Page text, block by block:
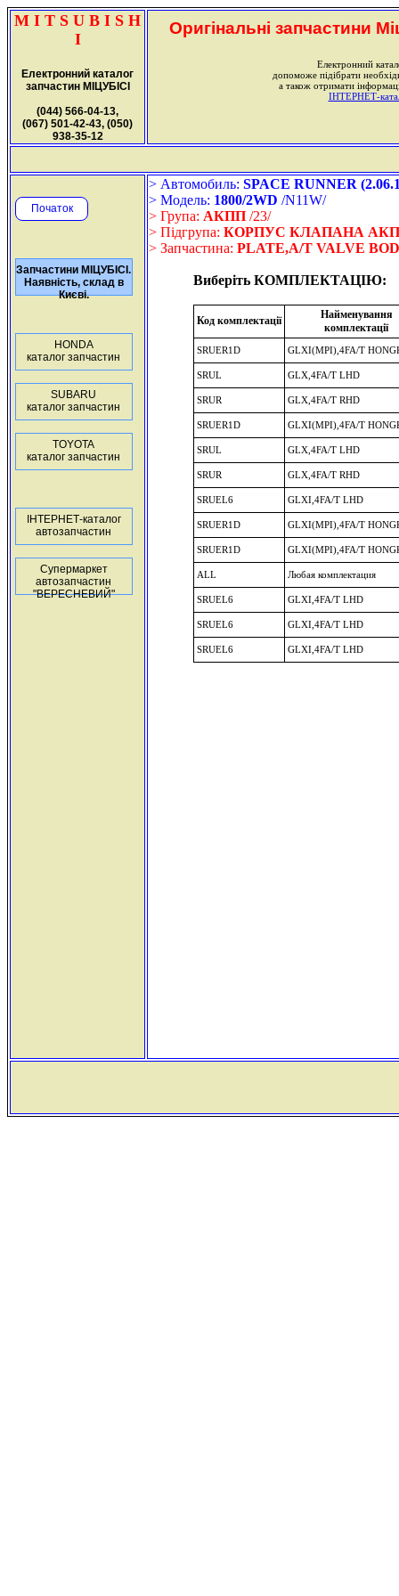
M I T S U B I S H
I
Електронний каталог
запчастин МІЦУБІСІ
(044) 566-04-13,
(067) 501-42-43, (050)
938-35-12
Оригінальні запчастини
Електронний
допоможе підібрати
а також отримати
ІНТЕРНЕТ-
Початок
Запчастини МІЦУБІСІ.
Наявність, склад в
Києві.
HONDA
каталог запчастин
SUBARU
каталог запчастин
TOYOTA
каталог запчастин
ІНТЕРНЕТ-каталог
автозапчастин
Супермаркет
автозапчастин
"ВЕРЕСНЕВИЙ"
> Автомобиль: SPACE RUNNER
> Модель: 1800/2WD /N11W/
> Група: АКПП /23/
> Підгрупа: КОРПУС КЛАПАНА
> Запчастина: PLATE,A/T VALVE
Виберіть КОМПЛЕКТАЦІЮ:
Код комплектації
Найменування
комплектації
SRUER1D GLXI(MPI),4FA/T
SRUL GLX,4FA/T LHD
SRUR GLX,4FA/T RHD
SRUER1D GLXI(MPI),4FA/T
SRUL GLX,4FA/T LHD
SRUR GLX,4FA/T RHD
SRUEL6 GLXI,4FA/T LHD
SRUER1D GLXI(MPI),4FA/T
SRUER1D GLXI(MPI),4FA/T
ALL Любая комплектация
SRUEL6 GLXI,4FA/T LHD
SRUEL6 GLXI,4FA/T LHD
SRUEL6 GLXI,4FA/T LHD